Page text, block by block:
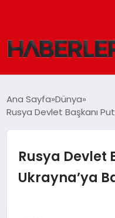
EKONOMI
YAŞAM
SPOR
Ana Sayfa Dünya
Rusya Devlet Başkanı
Rusya Devlet
Ukrayna’ya